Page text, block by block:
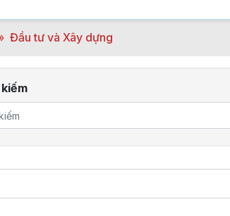
Đầu tư và Xây dựng